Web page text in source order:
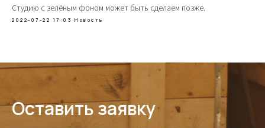
Студию с зелёным фоном может быть сделаем позже.
2022-07-22 17:03 Новость
Оставить заявку